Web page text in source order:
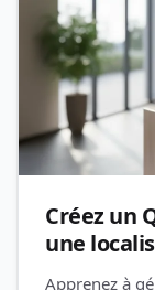
Créez un
une
Apprenez à